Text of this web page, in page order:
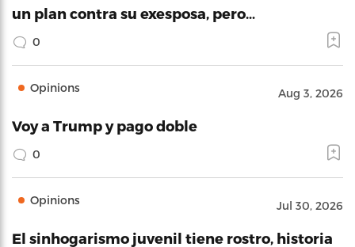
un plan contra su exesposa, pero…
0
Opinions Aug 3, 2026
Voy a Trump y pago doble
0
Opinions Jul 30, 2026
El sinhogarismo juvenil tiene rostro, historia